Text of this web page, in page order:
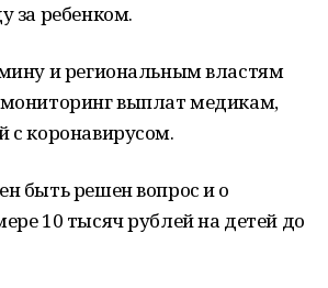
за ребенком.
и региональным властям
мониторинг выплат медикам,
с коронавирусом.
быть решен вопрос и о
10 тысяч рублей на детей до